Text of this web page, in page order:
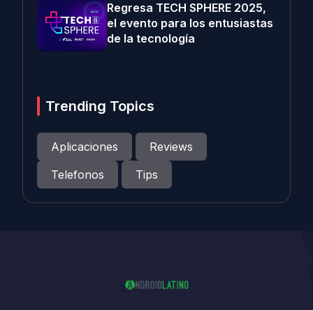
Regresa TECH SPHERE 2025,
el evento para los entusiastas
de la tecnología
Trending Topics
Aplicaciones
Reviews
Telefonos
Tips